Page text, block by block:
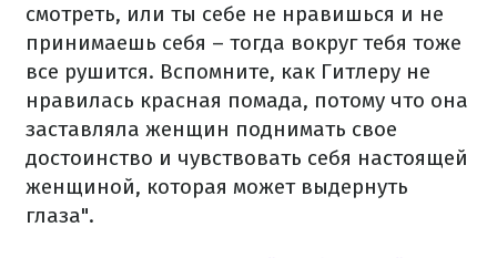
смотреть, или ты себе не нравишься и не
принимаешь себя – тогда вокруг тебя тоже
все рушится. Вспомните, как Гитлеру не
нравилась красная помада, потому что она
заставляла женщин поднимать свое
достоинство и чувствовать себя настоящей
женщиной, которая может выдернуть
глаза".